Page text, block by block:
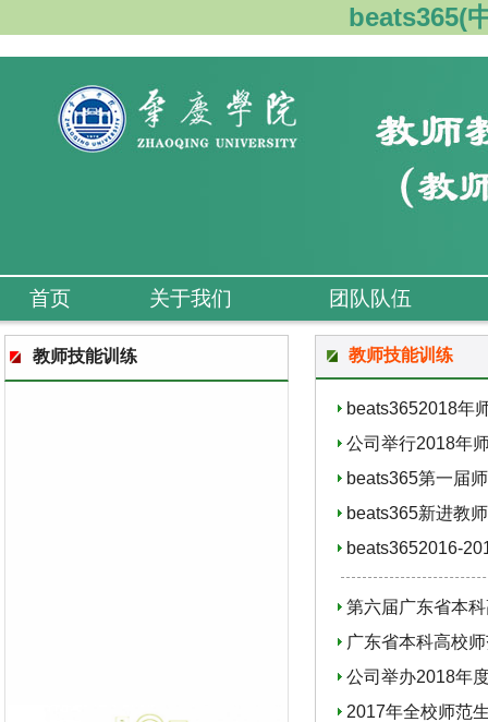
beats365(
首页 关于我们 团队队伍
教师技能训练 教师技能训练
beats3652018年
公司举行2018年
beats365第一届
beats365新进教
beats3652016-
第六届广东省本
广东省本科高校
公司举办2018年
2017年全校师范